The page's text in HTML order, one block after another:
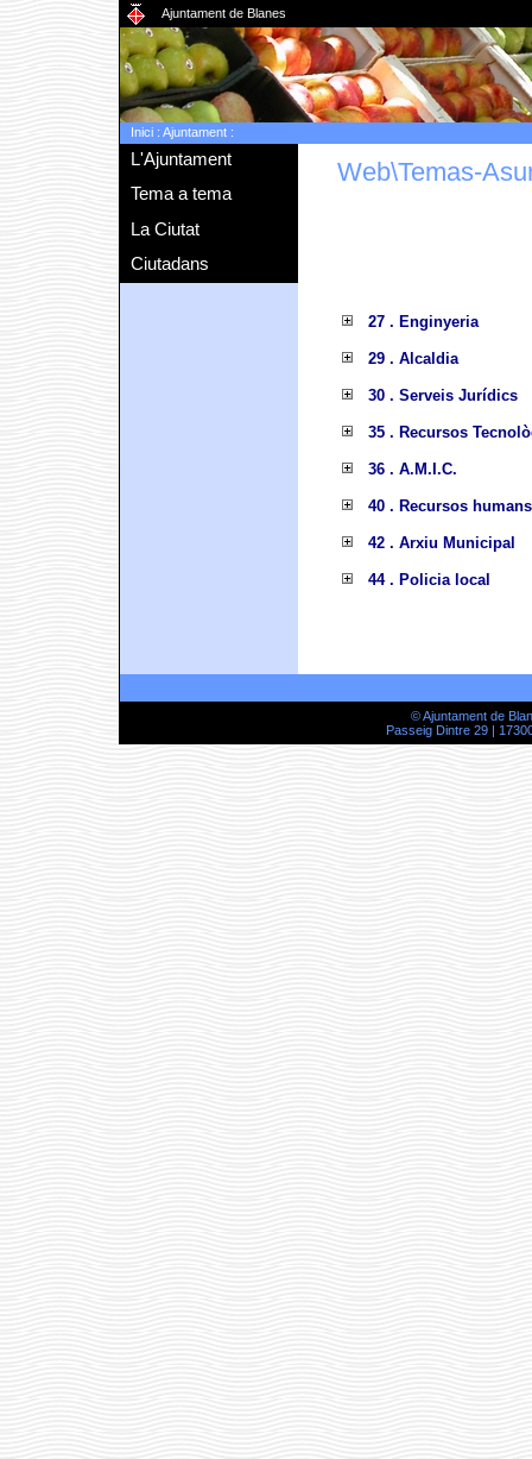
Ajuntament de Blanes
Inici: Ajuntament:
L'Ajuntament
Tema a tema
La Ciutat
Ciutadans
Web\Temas-
27 . Enginyeria
29 . Alcaldia
30 . Serveis Jurídics
35 . Recursos
36 . A.M.I.C.
40 . Recursos humans
42 . Arxiu Municipal
44 . Policia local
© Ajuntament de
Passeig Dintre 29 |